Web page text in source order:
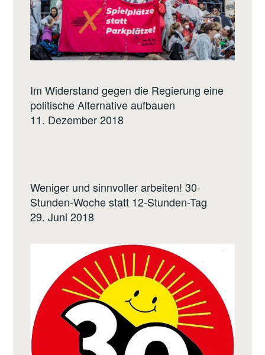
Im Widerstand gegen die Regierung eine
politische Alternative aufbauen
11. Dezember 2018
Weniger und sinnvoller arbeiten! 30-
Stunden-Woche statt 12-Stunden-Tag
29. Juni 2018